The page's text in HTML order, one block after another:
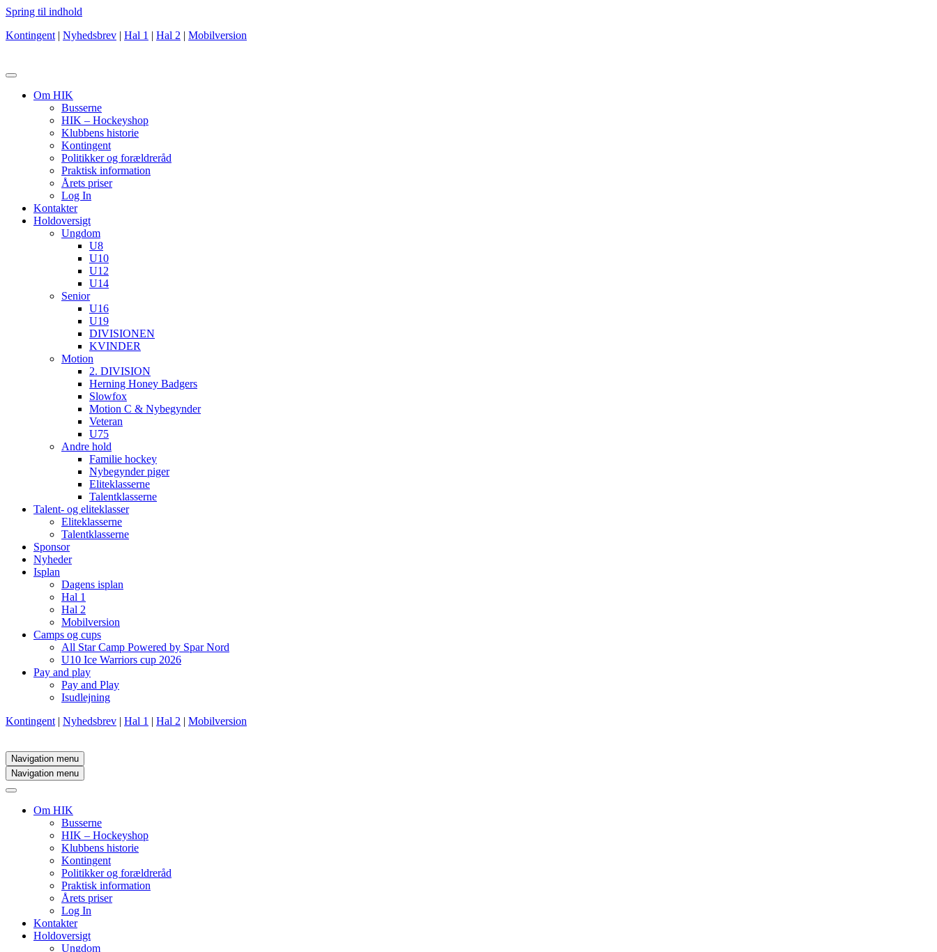
Spring til indhold
Kontingent | Nyhedsbrev | Hal 1 | Hal 2 | Mobilversion
Om HIK
Busserne
HIK – Hockeyshop
Klubbens historie
Kontingent
Politikker og forældreråd
Praktisk information
Årets priser
Log In
Kontakter
Holdoversigt
Ungdom
U8
U10
U12
U14
Senior
U16
U19
DIVISIONEN
KVINDER
Motion
2. DIVISION
Herning Honey Badgers
Slowfox
Motion C & Nybegynder
Veteran
U75
Andre hold
Familie hockey
Nybegynder piger
Eliteklasserne
Talentklasserne
Talent- og eliteklasser
Eliteklasserne
Talentklasserne
Sponsor
Nyheder
Isplan
Dagens isplan
Hal 1
Hal 2
Mobilversion
Camps og cups
All Star Camp Powered by Spar Nord
U10 Ice Warriors cup 2026
Pay and play
Pay and Play
Isudlejning
Kontingent | Nyhedsbrev | Hal 1 | Hal 2 | Mobilversion
Navigation menu
Navigation menu
Om HIK
Busserne
HIK – Hockeyshop
Klubbens historie
Kontingent
Politikker og forældreråd
Praktisk information
Årets priser
Log In
Kontakter
Holdoversigt
Ungdom